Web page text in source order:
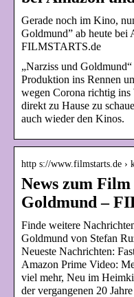
Gerade noch im Kino,
Goldmund” ab heute
FILMSTARTS.de
„Narziss und
Produktion ins Rennen
wegen Corona richtig ins
direkt zu Hause zu
auch wieder den Kinos.
http s://www.filmstarts.de ›
News zum
Goldmund –
Finde weitere
Goldmund von Stefan
Neueste Nachrichten:
Amazon Prime Video:
viel mehr, Neu im
der vergangenen 20